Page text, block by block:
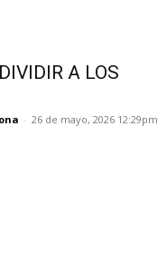
A LOS
- 26 de mayo, 2026 12:29pm